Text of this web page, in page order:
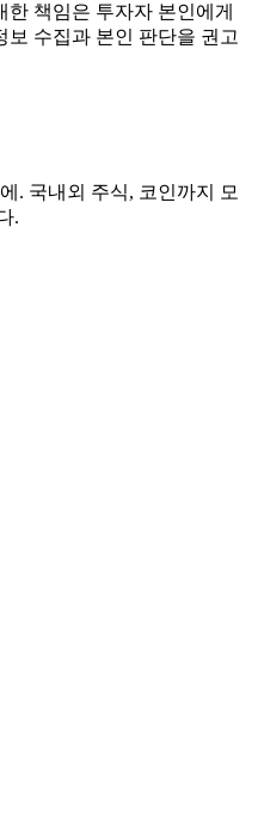
책임은 투자자 본인에게
보 수집과 본인 판단을 권고
. 국내외 주식, 코인까지 모
.